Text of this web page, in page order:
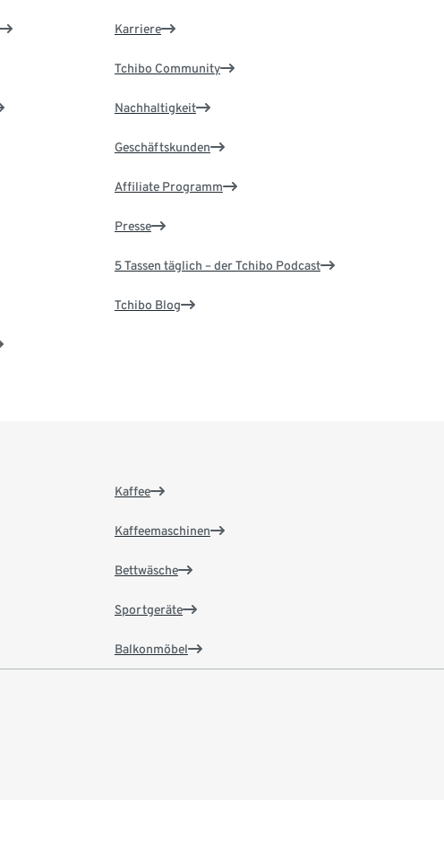
Karriere
Tchibo Community
Nachhaltigkeit
Geschäftskunden
Affiliate Programm
Presse
5 Tassen täglich – der Tchibo Podcast
Tchibo Blog
Kaffee
Kaffeemaschinen
Bettwäsche
Sportgeräte
Balkonmöbel